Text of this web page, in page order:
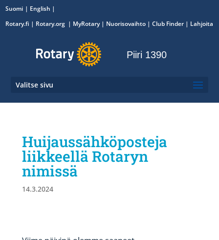
Suomi
English
Rotary.fi | Rotary.org | MyRotary| Nuorisovaihto | Club Finder | Lahjoita
Piiri 1390
Valitse sivu
Huijaussähköposteja
liikkeellä Rotaryn
nimissä
14.3.2024